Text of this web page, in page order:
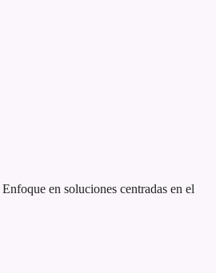
Enfoque en soluciones centradas en el